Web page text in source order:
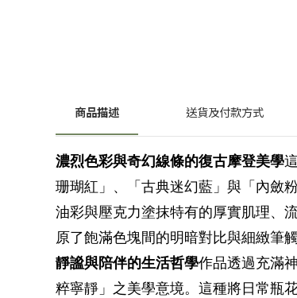
商品描述 送貨及付款方式
濃烈色彩與奇幻線條的復古摩登美學
珊瑚紅」、「古典迷幻藍」與「內斂
油彩與壓克力塗抹特有的厚實肌理、
原了飽滿色塊間的明暗對比與細緻筆
靜謐與陪伴的生活哲學作品透過充滿
粹寧靜」之美學意境。這種將日常瓶